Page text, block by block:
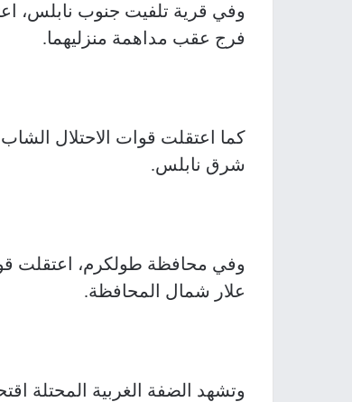
وفي قرية تلفيت جنوب نابلس،
فرج عقب مداهمة منزليهما.
كما اعتقلت قوات الاحتلال
شرق نابلس.
وفي محافظة طولكرم، اعتقلت
علار شمال المحافظة.
وتشهد الضفة الغربية المحتلة